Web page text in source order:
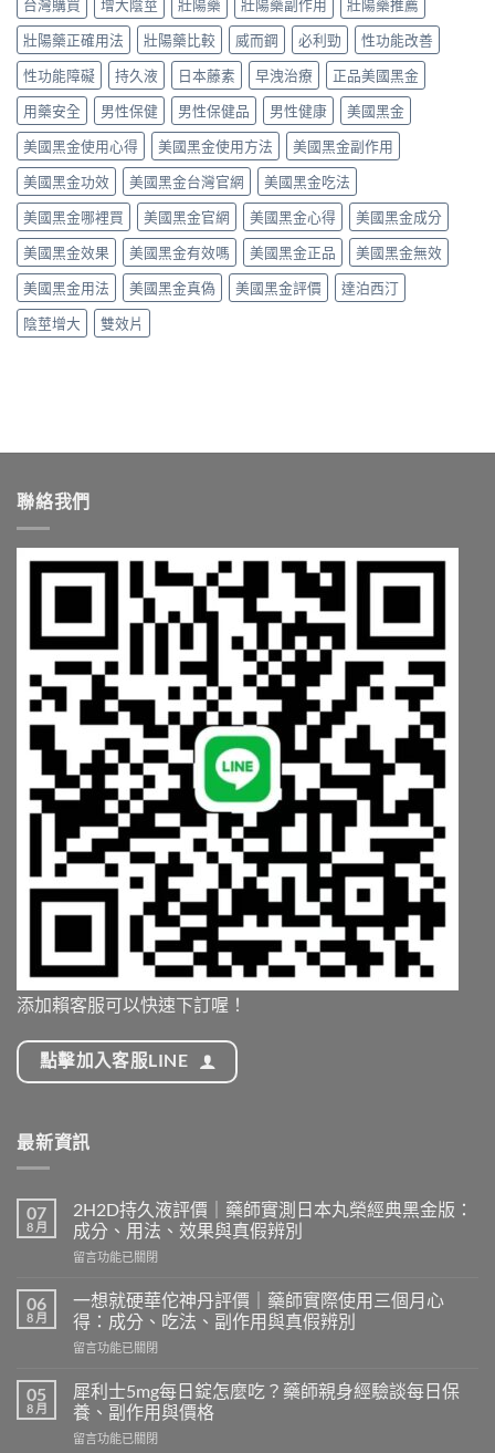
假
辨
別〉
中
分、
吃
法、
副
作
與
真
假
辨
別〉
中
日
保
養、
副
作
與
價
格〉
中
身
比
較
藥
效
間、
硬
度、
副
作
用，
一
次
搞
懂
麼
效？
藥
師
親
身
驗
談
劑
量、
時
間
點
與
常
見
副
作
台灣購買
增大陰莖 壯陽藥 壯陽藥副作用
壯陽藥推薦
壯陽藥正確用法
壯陽藥比較 威而鋼 必利勁
性功能改善
性功能障礙
持久液 日本藤素 早洩治療
正品美國黑金
用藥安全
男性保健 男性保健品 男性健康
美國黑金
美國黑金使用心得
美國黑金使用方法
美國黑金副作用
美國黑金功效
美國黑金台灣官網
美國黑金吃法
美國黑金哪裡買
美國黑金官網 美國黑金心得
美國黑金成分
美國黑金效果
美國黑金有效嗎 美國黑金正品
美國黑金無效
美國黑金用法
美國黑金真偽 美國黑金評價
達泊西汀
陰莖增大
雙效片
聯絡我們
添加賴客服可以快速下訂喔！
點擊加入客服LINE
最新資訊
07
8 月
2H2D持久液評價｜藥師實測日本丸榮經典黑金版：
成分、用法、效果與真假辨別
在
久
液
評
｜
藥
師
實
留言功能已關閉
06
8 月
一想就硬華佗神丹評價｜藥師實際使用三個月心
得：成分、吃法、副作用與真假辨別
在
想
就
硬
華
留言功能已關閉
05
8 月
犀利士5mg每日錠怎麼吃？藥師親身經驗談每日保
養、副作用與價格
在
留言功能已關閉